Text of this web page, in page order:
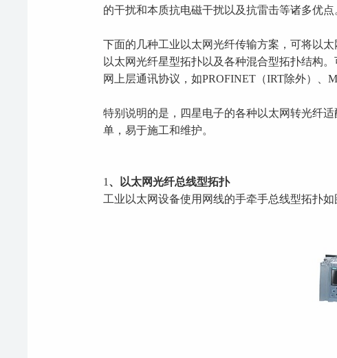
的干扰和本质抗电磁干扰以及抗雷击等诸多优点
下面的几种工业以太网光纤传输方案，可将以
以太网光纤星型拓扑以及各种混合型拓扑结构
网上层通讯协议，如PROFINET（IRT除外）、
特别说明的是，四星电子的各种以太网转光纤
单，易于施工和维护。
1 、以太网光纤总线型拓扑
工业以太网设备使用网线的手牵手总线型拓扑